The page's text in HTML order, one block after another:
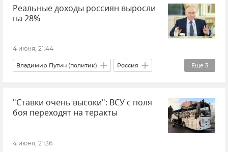
Новости СВО Политика
Реальные доходы россиян выросли
на 28%
4 июня, 21:44
Еще 3
Владимир Путин (политик) Россия
Экономика Новости ПМЭФ
"Ставки очень высоки": ВСУ с поля
боя переходят на теракты
4 июня, 21:36